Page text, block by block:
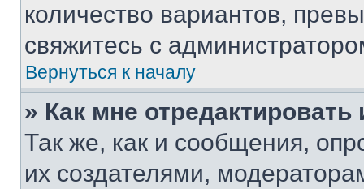
количество вариантов,
свяжитесь с
Вернуться к началу
» Как мне
Так же, как и сообщения,
их создателями,